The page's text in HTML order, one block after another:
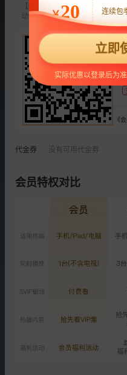
2026-04-27
2026-04-28
VIP
2026-05-04
【新用户专享】前3个月每月9
动续费，可随时取消。
《
代金券 没有可用代金券
会员特权对比
￥20 连续包
立即
实际优惠以登录后为